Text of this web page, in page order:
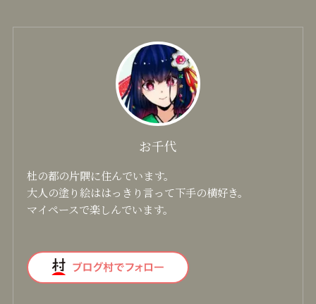
お千代
杜の都の片隅に住んでいます。
大人の塗り絵ははっきり言って下手の横好き。
マイペースで楽しんでいます。